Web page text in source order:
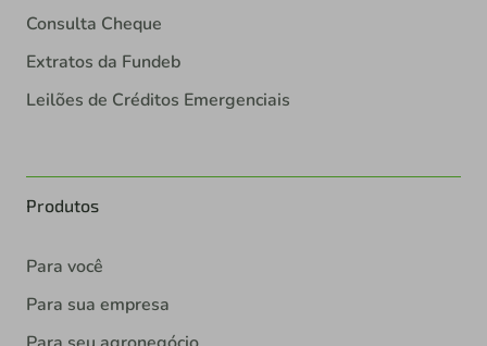
Consulta Cheque
Extratos da Fundeb
Leilões de Créditos Emergenciais
Produtos
Para você
Para sua empresa